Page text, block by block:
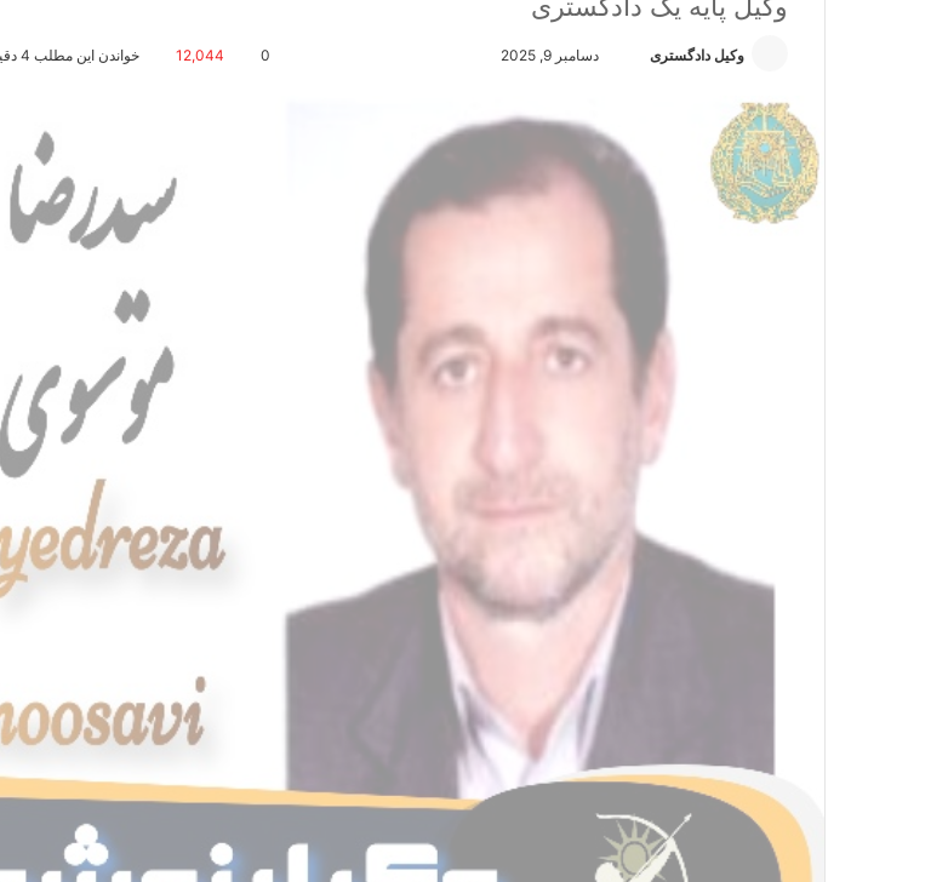
وکیل دادگستری
ل
دسامبر 9, 2025 0
12,044 خواندن این مطلب 4 دقیقه زمان میبرد